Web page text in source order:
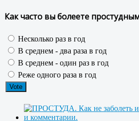
Как часто вы болеете
Несколько раз в год
В среднем - два раза в год
В среднем - один раз в год
Реже одного раза в год